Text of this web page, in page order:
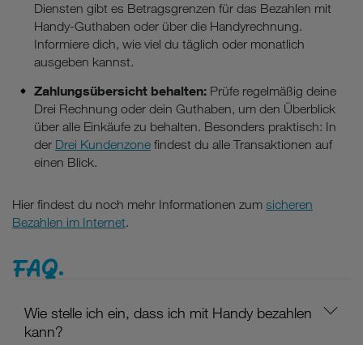
Diensten gibt es Betragsgrenzen für das Bezahlen mit
Handy-Guthaben oder über die Handyrechnung.
Informiere dich, wie viel du täglich oder monatlich
ausgeben kannst.
Zahlungsübersicht behalten: Prüfe regelmäßig deine
Drei Rechnung oder dein Guthaben, um den Überblick
über alle Einkäufe zu behalten. Besonders praktisch: In
der Drei Kundenzone findest du alle Transaktionen auf
einen Blick.
Hier findest du noch mehr Informationen zum sicheren
Bezahlen im Internet.
FAQ.
Wie stelle ich ein, dass ich mit Handy bezahlen
kann?